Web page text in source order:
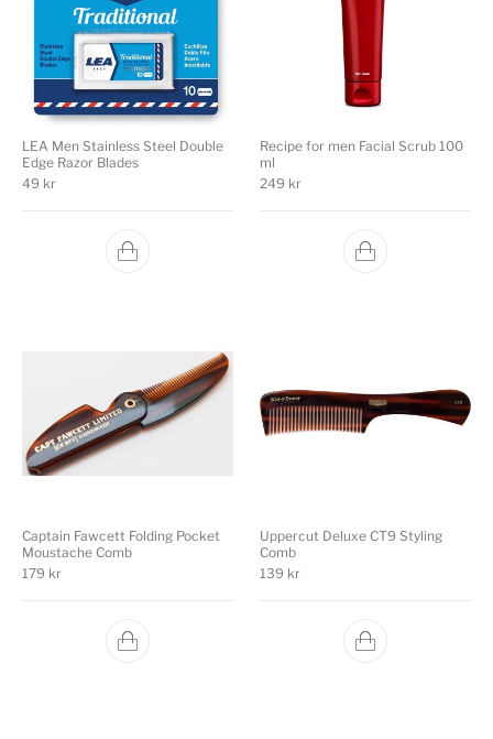
LEA Men Stainless Steel Double
Edge Razor Blades
49 kr
Recipe for men Facial Scrub 100
ml
249 kr
Captain Fawcett Folding Pocket
Moustache Comb
179 kr
Uppercut Deluxe CT9 Styling
Comb
139 kr